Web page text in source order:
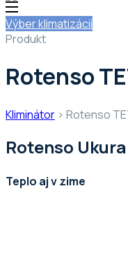
Výber klimatizácií
Produkt
Rotenso
Kliminátor > Rotenso
Rotenso
Teplo aj v zime